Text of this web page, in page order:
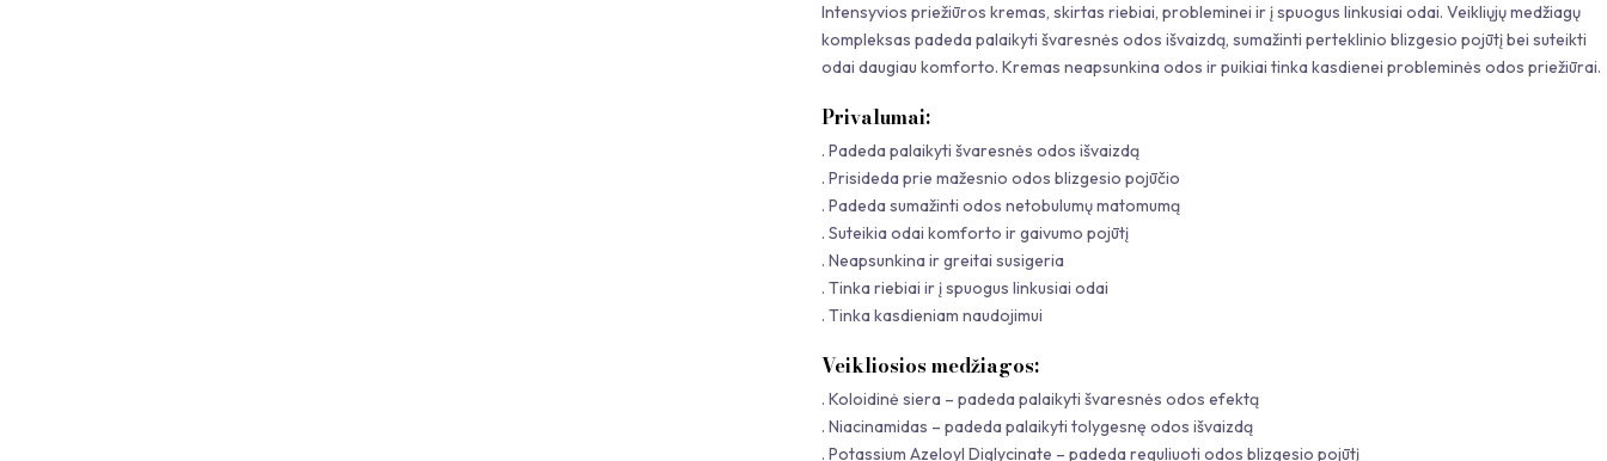
Intensyvios priežiūros kremas, skirtas riebiai, probleminei ir į spuogus linkusiai odai. Veikliųjų medžiagų
kompleksas padeda palaikyti švaresnės odos išvaizdą, sumažinti perteklinio blizgesio pojūtį bei suteikti
odai daugiau komforto. Kremas neapsunkina odos ir puikiai tinka kasdienei probleminės odos priežiūrai.
Privalumai:
. Padeda palaikyti švaresnės odos išvaizdą
. Prisideda prie mažesnio odos blizgesio pojūčio
. Padeda sumažinti odos netobulumų matomumą
. Suteikia odai komforto ir gaivumo pojūtį
. Neapsunkina ir greitai susigeria
. Tinka riebiai ir į spuogus linkusiai odai
. Tinka kasdieniam naudojimui
Veikliosios medžiagos:
. Koloidinė siera – padeda palaikyti švaresnės odos efektą
. Niacinamidas – padeda palaikyti tolygesnę odos išvaizdą
. Potassium Azeloyl Diglycinate – padeda reguliuoti odos blizgesio pojūtį